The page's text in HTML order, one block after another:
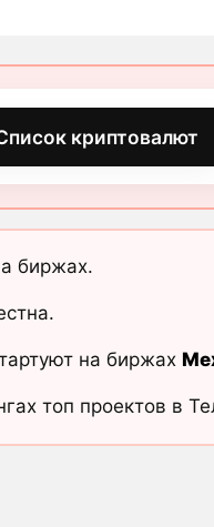
криптовалют
биржах.
на биржах
топ проектов в